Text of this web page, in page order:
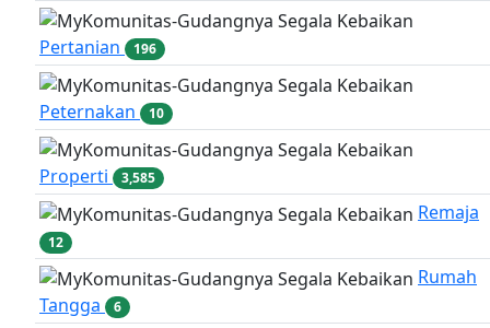
Pertanian 196
Peternakan 10
Properti 3,585
Remaja
12
Rumah
Tangga
6